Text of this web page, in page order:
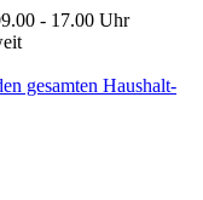
- 17.00 Uhr